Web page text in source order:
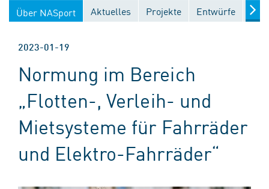
Über NASport Aktuelles Projekte Entwürfe
2023-01-19
Normung im Bereich
„Flotten-, Verleih- und
Mietsysteme für Fahrräder
und Elektro-Fahrräder“